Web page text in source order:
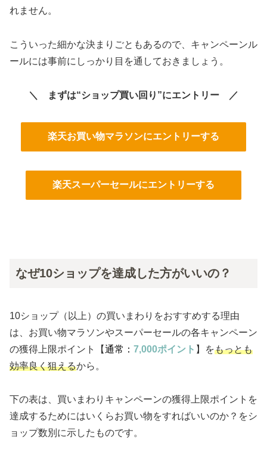
れません。
こういった細かな決まりごともあるので、キャンペーンル
ールには事前にしっかり目を通しておきましょう。
＼ まずは“ショップ買い回り”にエントリー ／
楽天お買い物マラソンにエントリーする
楽天スーパーセールにエントリーする
なぜ10ショップを達成した方がいいの？
10ショップ（以上）の買いまわりをおすすめする理由
は、お買い物マラソンやスーパーセールの各キャンペーン
の獲得上限ポイント【通常： 7,000ポイント 】をもっとも
効率良く狙えるから。
下の表は、買いまわりキャンペーンの獲得上限ポイントを
達成するためにはいくらお買い物をすればいいのか？をシ
ョップ数別に示したものです。